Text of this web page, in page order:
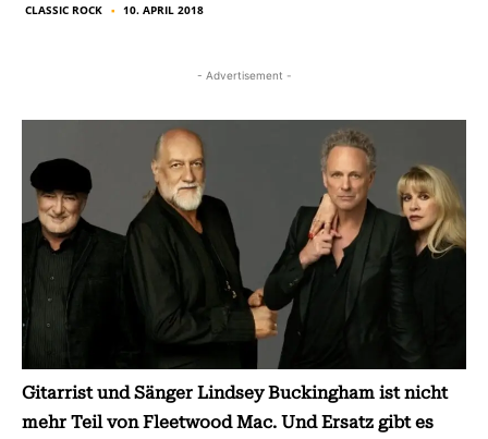
CLASSIC ROCK ■ 10. APRIL 2018
- Advertisement -
Gitarrist und Sänger Lindsey Buckingham ist nicht
mehr Teil von Fleetwood Mac. Und Ersatz gibt es